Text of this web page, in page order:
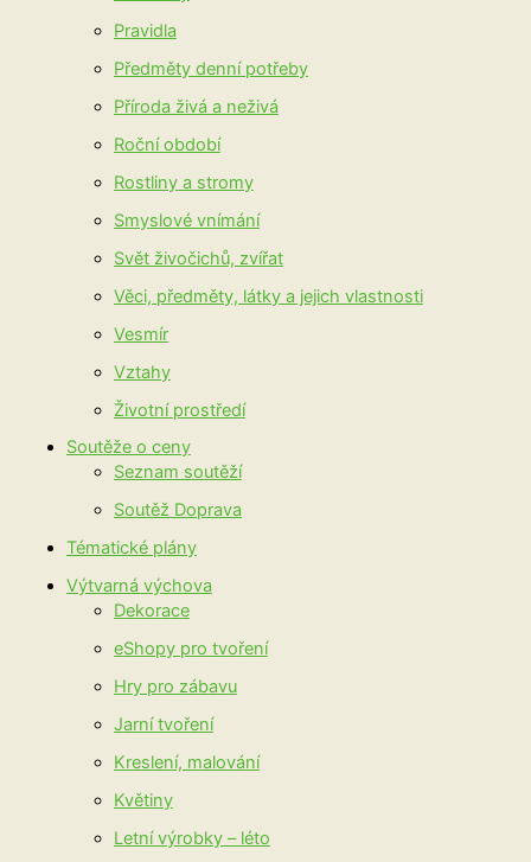
Pravidla
Předměty denní potřeby
Příroda živá a neživá
Roční období
Rostliny a stromy
Smyslové vnímání
Svět živočichů, zvířat
Věci, předměty, látky a jejich vlastnosti
Vesmír
Vztahy
Životní prostředí
Soutěže o ceny
Seznam soutěží
Soutěž Doprava
Tématické plány
Výtvarná výchova
Dekorace
eShopy pro tvoření
Hry pro zábavu
Jarní tvoření
Kreslení, malování
Květiny
Letní výrobky – léto